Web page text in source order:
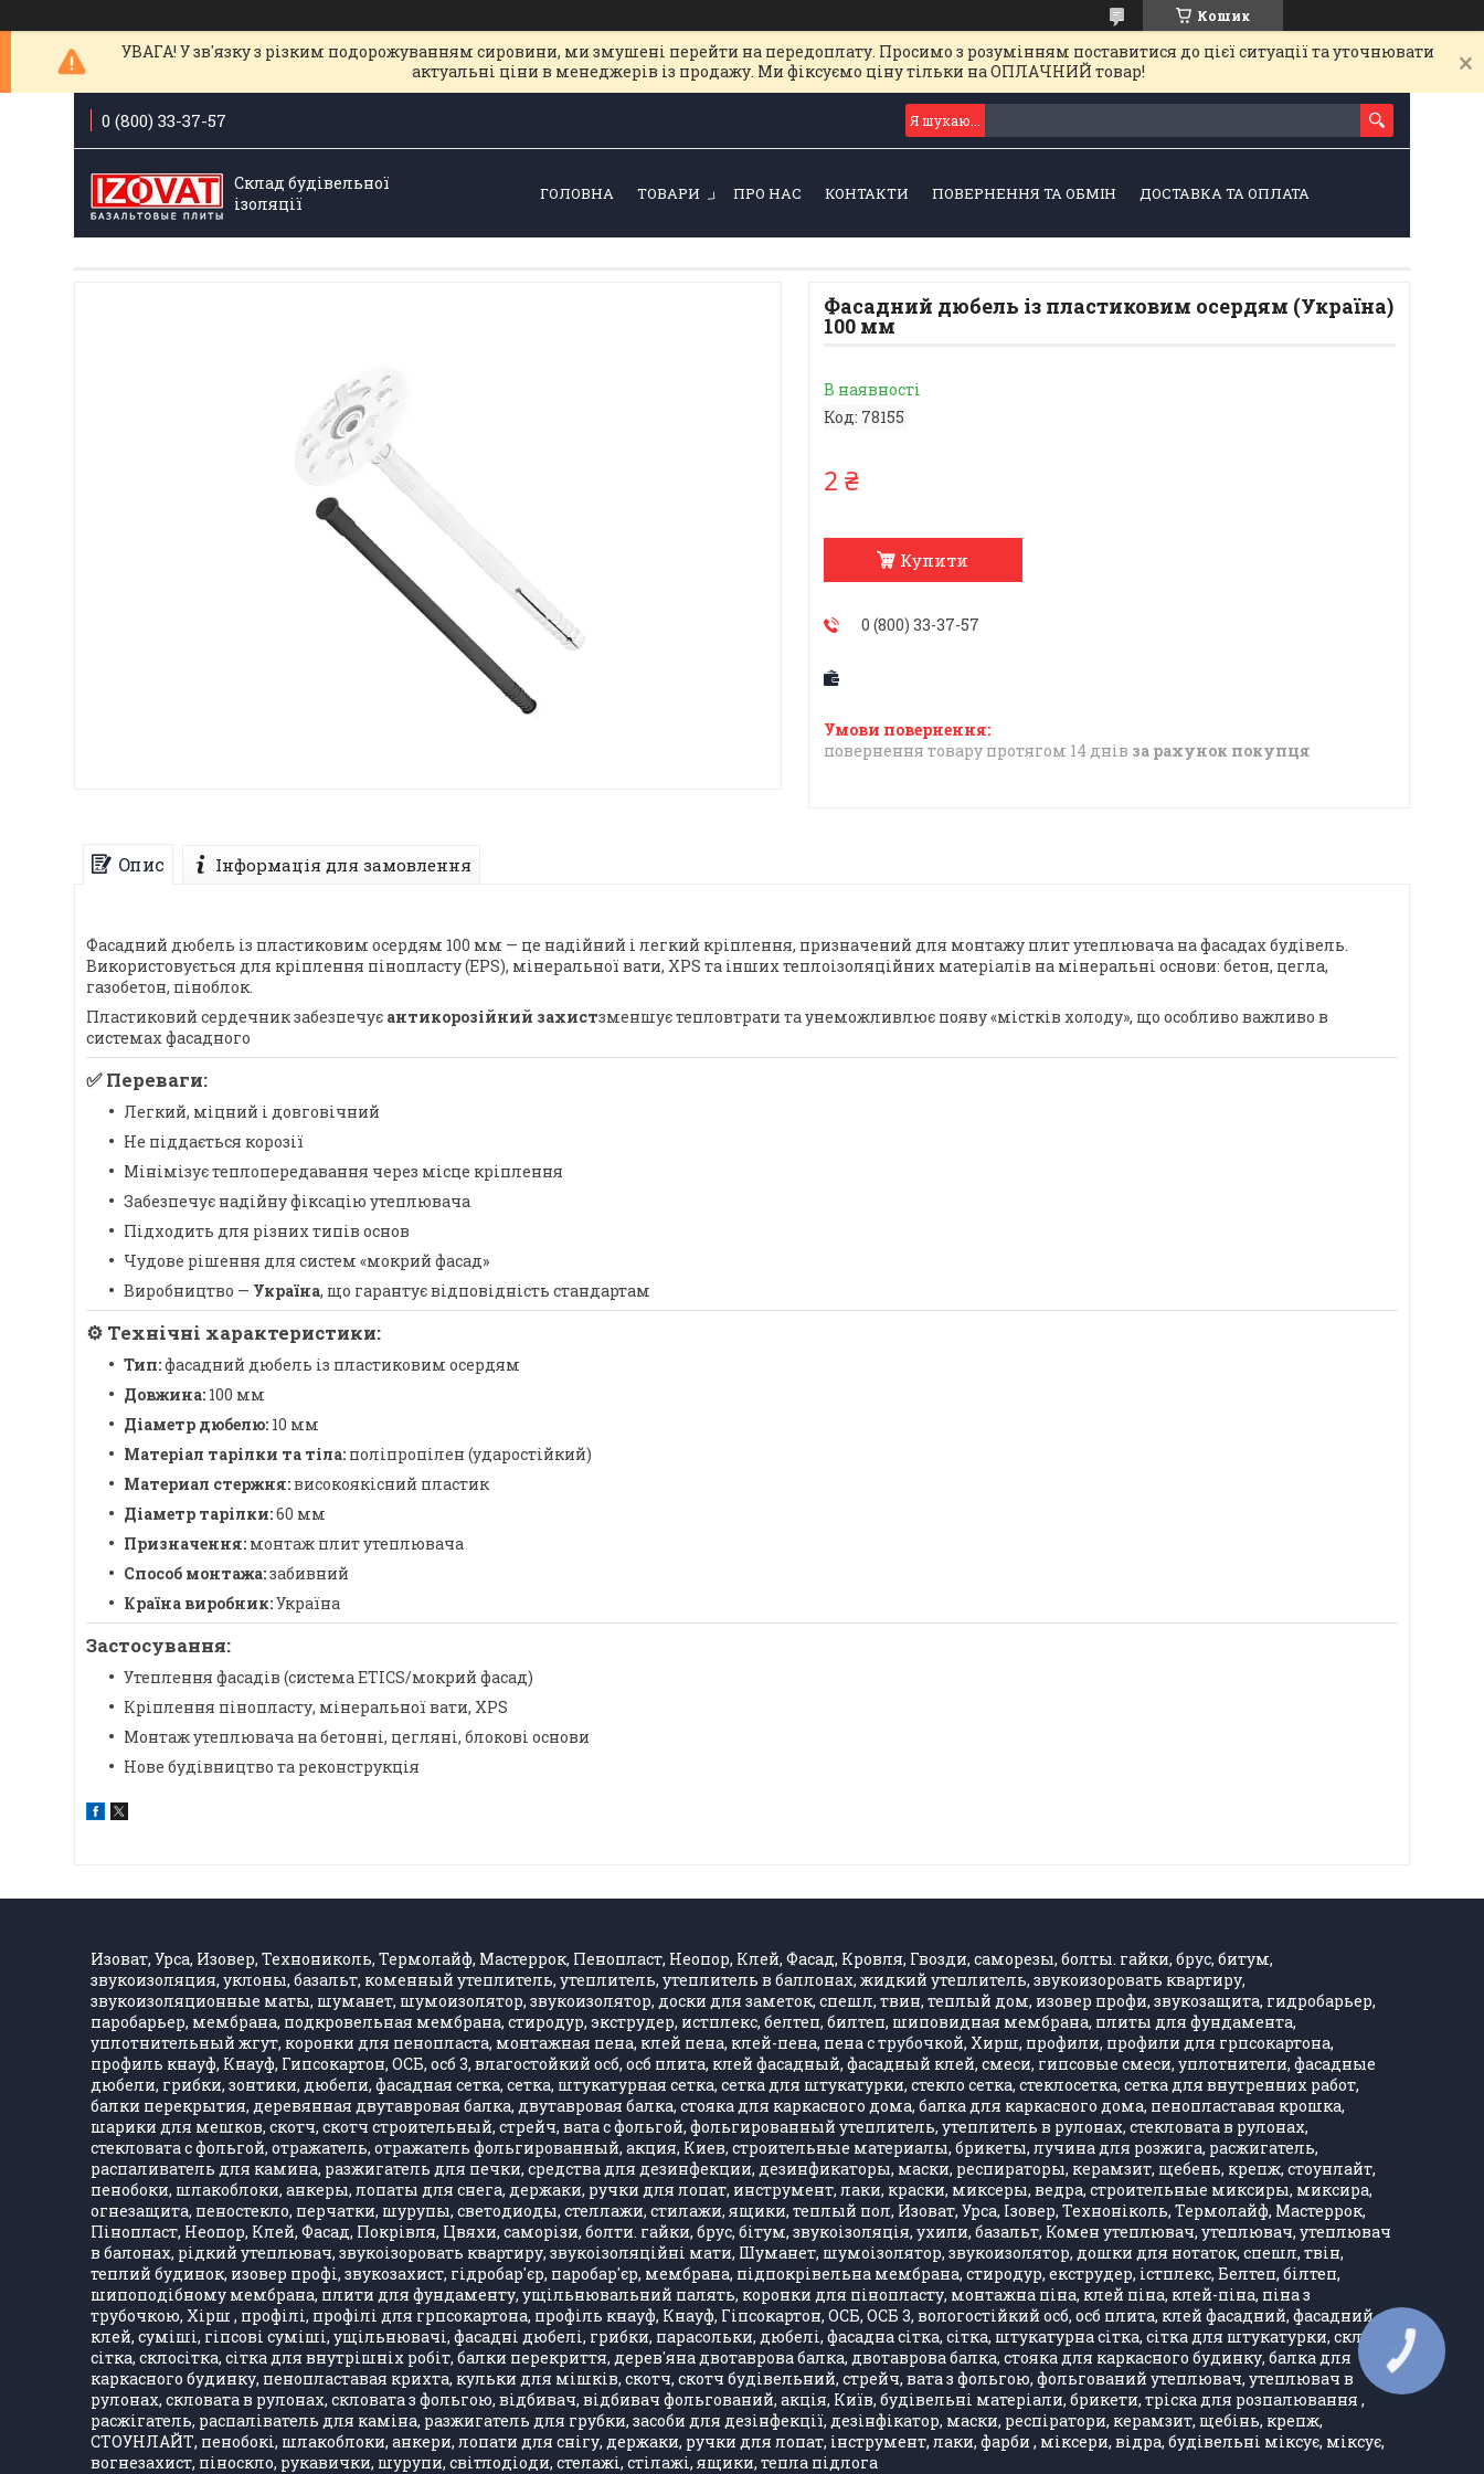
Кошик
УВАГА! У зв'язку з різким подорожуванням сировини, ми змушені перейти на передоплату. Просимо з розумінням поставитися до цієї ситуації та уточнювати
актуальні ціни в менеджерів із продажу. Ми фіксуємо ціну тільки на ОПЛАЧНИЙ товар!
0 (800) 33-37-57
Склад будівельної
ізоляції
ГОЛОВНА ТОВАРИ ПРО НАС КОНТАКТИ ПОВЕРНЕННЯ ТА ОБМІН ДОСТАВКА ТА ОПЛАТА
Фасадний дюбель із пластиковим осердям (Україна)
100 мм
В наявності
Код: 78155
2 ₴
Купити
0 (800) 33-37-57
повернення товару протягом 14 днів за рахунок покупця
Опис Інформація для замовлення
Фасадний дюбель із пластиковим осердям 100 мм — це надійний і легкий кріплення, призначений для монтажу плит утеплювача на фасадах будівель.
Використовується для кріплення пінопласту (EPS), мінеральної вати, XPS та інших теплоізоляційних матеріалів на мінеральні основи: бетон, цегла,
газобетон, піноблок.
Пластиковий сердечник забезпечує антикорозійний захистзменшує тепловтрати та унеможливлює появу «містків холоду», що особливо важливо в
системах фасадного
✅Переваги:
Легкий, міцний і довговічний
Не піддається корозії
Мінімізує теплопередавання через місце кріплення
Забезпечує надійну фіксацію утеплювача
Підходить для різних типів основ
Чудове рішення для систем «мокрий фасад»
Виробництво — Україна, що гарантує відповідність стандартам
⚙️ Технічні характеристики:
Тип:фасадний дюбель із пластиковим осердям
Довжина: 100 мм
Діаметр дюбелю: 10 мм
Матеріал тарілки та тіла: поліпропілен (ударостійкий)
Материал стержня:високоякісний пластик
Діаметр тарілки:60 мм
Призначення: монтаж плит утеплювача
Способ монтажа:забивний
Країна виробник:Україна
Застосування:
Утеплення фасадів (система ETICS/мокрий фасад)
Кріплення пінопласту, мінеральної вати, XPS
Монтаж утеплювача на бетонні, цегляні, блокові основи
Нове будівництво та реконструкція
Изоват, Урса, Изовер, Технониколь, Термолайф, Мастеррок, Пенопласт, Неопор, Клей, Фасад, Кровля, Гвозди, саморезы, болты. гайки, брус, битум,
звукоизоляция, уклоны, базальт, коменный утеплитель, утеплитель, утеплитель в баллонах, жидкий утеплитель, звукоизоровать квартиру,
звукоизоляционные маты, шуманет, шумоизолятор, звукоизолятор, доски для заметок, спешл, твин, теплый дом, изовер профи, звукозащита, гидробарьер,
паробарьер, мембрана, подкровельная мембрана, стиродур, экструдер, истплекс, белтеп, билтеп, шиповидная мембрана, плиты для фундамента,
уплотнительный жгут, коронки для пенопласта, монтажная пена, клей пена, клей-пена, пена с трубочкой, Хирш, профили, профили для грпсокартона,
профиль кнауф, Кнауф, Гипсокартон, ОСБ, осб 3, влагостойкий осб, осб плита, клей фасадный, фасадный клей, смеси, гипсовые смеси, уплотнители, фасадные
дюбели, грибки, зонтики, дюбели, фасадная сетка, сетка, штукатурная сетка, сетка для штукатурки, стекло сетка, стеклосетка, сетка для внутренних работ,
балки перекрытия, деревянная двутавровая балка, двутавровая балка, стояка для каркасного дома, балка для каркасного дома, пенопластавая крошка,
шарики для мешков, скотч, скотч строительный, стрейч, вата с фольгой, фольгированный утеплитель, утеплитель в рулонах, стекловата в рулонах,
стекловата с фольгой, отражатель, отражатель фольгированный, акция, Киев, строительные материалы, брикеты, лучина для розжига, расжигатель,
распаливатель для камина, разжигатель для печки, средства для дезинфекции, дезинфикаторы, маски, респираторы, керамзит, щебень, крепж, стоунлайт,
пенобоки, шлакоблоки, анкеры, лопаты для снега, держаки, ручки для лопат, инструмент, лаки, краски, миксеры, ведра, строительные миксиры, миксира,
огнезащита, пеностекло, перчатки, шурупы, светодиоды, стеллажи, стилажи, ящики, теплый пол, Изоват, Урса, Ізовер, Техноніколь, Термолайф, Мастеррок,
Пінопласт, Неопор, Клей, Фасад, Покрівля, Цвяхи, саморізи, болти. гайки, брус, бітум, звукоізоляція, ухили, базальт, Комен утеплювач, утеплювач, утеплювач
в балонах, рідкий утеплювач, звукоізоровать квартиру, звукоізоляційні мати, Шуманет, шумоізолятор, звукоизолятор, дошки для нотаток, спешл, твін,
теплий будинок, изовер профі, звукозахист, гідробар'єр, паробар'єр, мембрана, підпокрівельна мембрана, стиродур, екструдер, істплекс, Белтеп, білтеп,
шипоподібному мембрана, плити для фундаменту, ущільнювальний палять, коронки для пінопласту, монтажна піна, клей піна, клей-піна, піна з
трубочкою, Хірш , профілі, профілі для грпсокартона, профіль кнауф, Кнауф, Гіпсокартон, ОСБ, ОСБ 3, вологостійкий осб, осб плита, клей фасадний, фасадний
клей, суміші, гіпсові суміші, ущільнювачі, фасадні дюбелі, грибки, парасольки, дюбелі, фасадна сітка, сітка, штукатурна сітка, сітка для штукатурки, скло
сітка, склосітка, сітка для внутрішніх робіт, балки перекриття, дерев'яна двотаврова балка, двотаврова балка, стояка для каркасного будинку, балка для
каркасного будинку, пенопластавая крихта, кульки для мішків, скотч, скотч будівельний, стрейч, вата з фольгою, фольгований утеплювач, утеплювач в
рулонах, скловата в рулонах, скловата з фольгою, відбивач, відбивач фольгований, акція, Київ, будівельні матеріали, брикети, тріска для розпалювання ,
расжігатель, распаліватель для каміна, разжигатель для грубки, засоби для дезінфекції, дезінфікатор, маски, респіратори, керамзит, щебінь, крепж,
СТОУНЛАЙТ, пенобокі, шлакоблоки, анкери, лопати для снігу, держаки, ручки для лопат, інструмент, лаки, фарби , міксери, відра, будівельні міксує, міксує,
вогнезахист, піноскло, рукавички, шурупи, світлодіоди, стелажі, стілажі, ящики, тепла підлога
КНОПКА
ЗВ'ЯЗКУ